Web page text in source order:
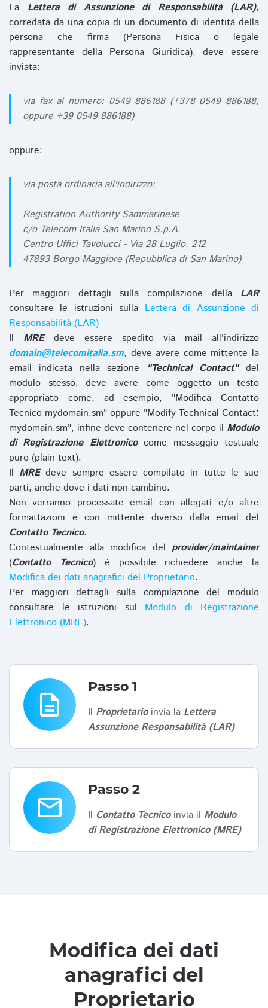
La Lettera di Assunzione di Responsabilità (LAR),
corredata da una copia di un documento di identità della
persona che firma (Persona Fisica o legale
rappresentante della Persona Giuridica), deve essere
inviata:
via fax al numero: 0549 886188 (+378 0549 886188,
oppure +39 0549 886188)
oppure:
via posta ordinaria all'indirizzo:
Registration Authority Sammarinese
c/o Telecom Italia San Marino S.p.A.
Centro Uffici Tavolucci - Via 28 Luglio, 212
47893 Borgo Maggiore (Repubblica di San Marino)
Per maggiori dettagli sulla compilazione della LAR
consultare le istruzioni sullaLettera di Assunzione di
Responsabilità (LAR)
Il MREdeve essere spedito via mail all'indirizzo
domain@telecomitalia.sm, deve avere come mittente la
email indicata nella sezione
"Technical Contact"del
modulo stesso, deve avere come oggetto un testo
appropriato come, ad esempio, "Modifica Contatto
Tecnico mydomain.sm" oppure "Modify Technical Contact:
mydomain.sm", infine deve contenere nel corpo il Modulo
di Registrazione Elettronicocome messaggio testuale
puro (plain text).
Il MREdeve sempre essere compilato in tutte le sue
parti, anche dove i dati non cambino.
Non verranno processate email con allegati e/o altre
formattazioni e con mittente diverso dalla email del
Contatto Tecnico.
Contestualmente alla modifica del provider/maintainer
(Contatto Tecnico) è possibile richiedere anche la
Modifica dei dati anagrafici del Proprietario.
Per maggiori dettagli sulla compilazione del modulo
consultare le istruzioni sul Modulo di Registrazione
Elettronico (MRE).
description
Passo 1
Il Proprietarioinvia la Lettera
Assunzione Responsabilità (LAR)
email
Passo 2
Il Contatto Tecnicoinvia il Modulo
di Registrazione Elettronico (MRE)
Modifica dei dati
anagrafici del
Proprietario